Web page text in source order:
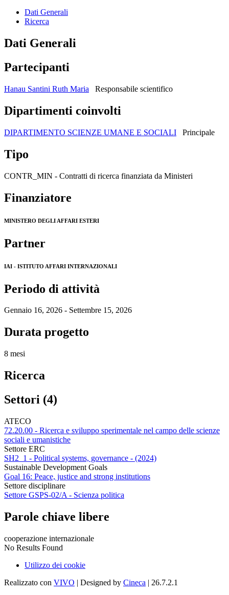
Dati Generali
Ricerca
Dati Generali
Partecipanti
Hanau Santini Ruth Maria Responsabile scientifico
Dipartimenti coinvolti
DIPARTIMENTO SCIENZE UMANE E SOCIALI Principale
Tipo
CONTR_MIN - Contratti di ricerca finanziata da Ministeri
Finanziatore
MINISTERO DEGLI AFFARI ESTERI
Partner
IAI - ISTITUTO AFFARI INTERNAZIONALI
Periodo di attività
Gennaio 16, 2026 - Settembre 15, 2026
Durata progetto
8 mesi
Ricerca
Settori (4)
ATECO
72.20.00 - Ricerca e sviluppo sperimentale nel campo delle scienze
sociali e umanistiche
Settore ERC
SH2_1 - Political systems, governance - (2024)
Sustainable Development Goals
Goal 16: Peace, justice and strong institutions
Settore disciplinare
Settore GSPS-02/A - Scienza politica
Parole chiave libere
cooperazione internazionale
No Results Found
Utilizzo dei cookie
Realizzato con VIVO | Designed by Cineca | 26.7.2.1